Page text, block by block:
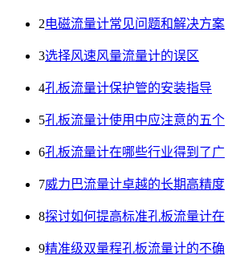
2电磁流量计常见问题和解决方案
3选择风速风量流量计的误区
4孔板流量计保护管的安装指导
5孔板流量计使用中应注意的五个
6孔板流量计在哪些行业得到了广
7威力巴流量计卓越的长期高精度
8探讨如何提高标准孔板流量计在
9精准级双量程孔板流量计的不确